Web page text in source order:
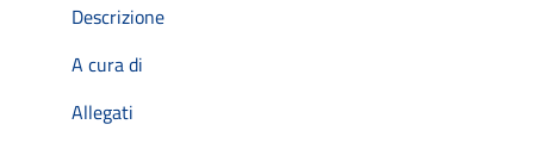
Descrizione
A cura di
Allegati